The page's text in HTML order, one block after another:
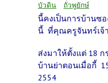
บัวดิน
ถั่วพูยักษ์
นี้คงเป็นการบ้านซ
นี้ ที่คุณครูจันทร์เจ้า
ส่งมาให้ตั้งแต่ 18
บ้านย่าตอนเมื่อกี้
2554